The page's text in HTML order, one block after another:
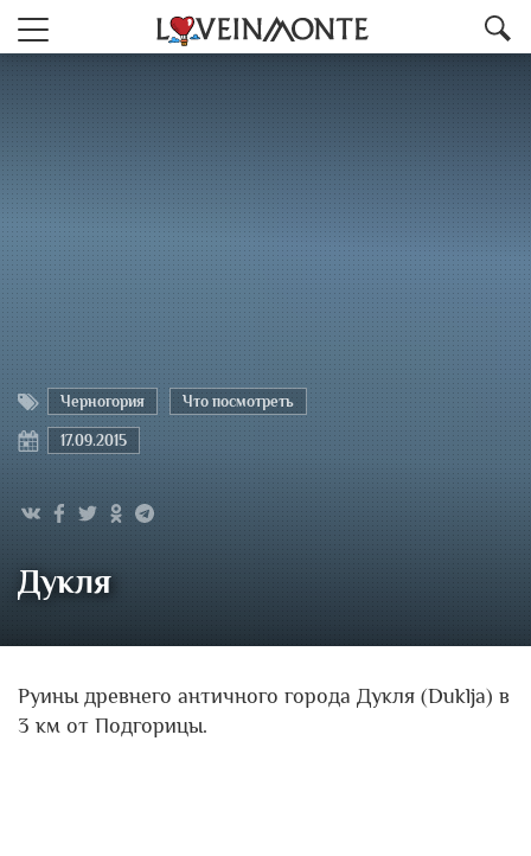
Черногория Что посмотреть
17.09.2015
Дукля
Руины древнего античного города Дукля (Duklja) в
3 км от Подгорицы.